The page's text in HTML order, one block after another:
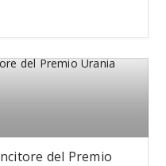
del Premio